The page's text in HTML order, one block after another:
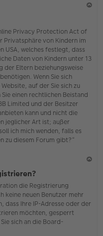
h
en
Privacy Protection Act of
Privatsphäre von Kindern im
USA, welches festlegt, dass
Daten von Kindern unter 13
der Eltern beziehungsweise
Wenn Sie sich
auf der Sie sich zu
einen rechtlichen Beistand
Limited und der Besitzer
kann und nicht die
jeglicher Art ist; außer
ich mich wenden, falls es
zu diesem Forum gibt?“
b
die Registrierung
neuen Benutzer mehr
dass Ihre IP-Adresse oder der
möchten, gesperrt
sich an die Board-